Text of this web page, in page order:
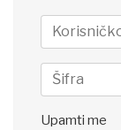
Upamti me